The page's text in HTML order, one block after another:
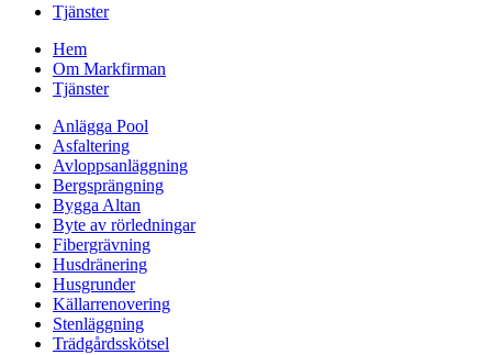
Tjänster
Hem
Om Markfirman
Tjänster
Anlägga Pool
Asfaltering
Avloppsanläggning
Bergsprängning
Bygga Altan
Byte av rörledningar
Fibergrävning
Husdränering
Husgrunder
Källarrenovering
Stenläggning
Trädgårdsskötsel